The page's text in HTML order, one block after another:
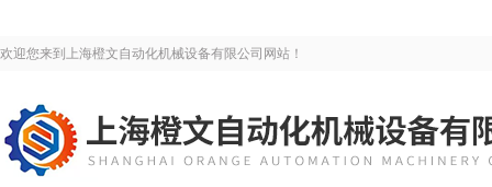
欢迎您来到上海橙文自动化机械设备有限公司网站！